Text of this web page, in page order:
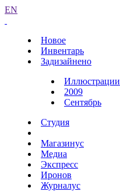
EN
Новое
Инвентарь
Задизайнено
Иллюстрации
2009
Сентябрь
Студия
Магазинус
Медиа
Экспресс
Иронов
Журналус